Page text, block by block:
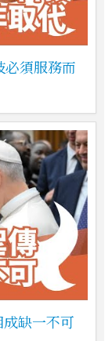
須服務而
缺一不可